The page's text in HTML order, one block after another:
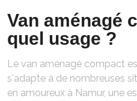
Van aménagé
quel usage ?
Le van aménagé compact
s'adapte à de nombreuses
en amoureux à Namur, une